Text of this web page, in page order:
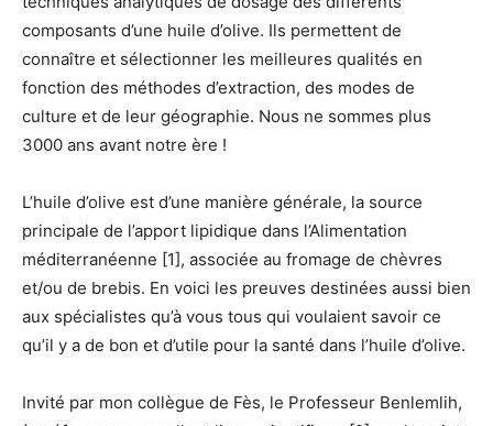
composants d’une huile d’olive. Ils permettent de
connaître et sélectionner les meilleures qualités en
fonction des méthodes d’extraction, des modes de
culture et de leur géographie. Nous ne sommes plus
3000 ans avant notre ère !
L’huile d’olive est d’une manière générale, la source
principale de l’apport lipidique dans l’Alimentation
méditerranéenne [1], associée au fromage de chèvres
et/ou de brebis. En voici les preuves destinées aussi bien
aux spécialistes qu’à vous tous qui voulaient savoir ce
qu’il y a de bon et d’utile pour la santé dans l’huile d’olive.
Invité par mon collègue de Fès, le Professeur Benlemlih,